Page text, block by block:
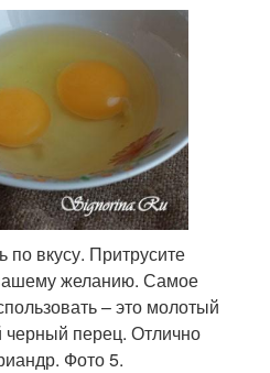
по вкусу. Притрусите
желанию. Самое
– это молотый
перец. Отлично
Фото 5.